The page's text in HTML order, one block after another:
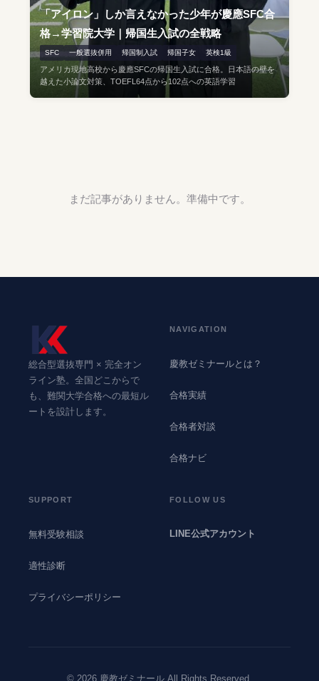
「アイロン」しか言えなかった少年が慶應SFC合
格→学習院大学｜帰国生入試の全戦略
SFC 一般選抜併用 帰国制入試 帰国子女 英検1級
アメリカ現地高校から慶應SFCの帰国生入試に合格。日本語の壁を
越えた小論文対策、TOEFL64点から102点への英語学習
まだ記事がありません。準備中です。
総合型選抜専門 × 完全オン
ライン塾。全国どこからで
も、難関大学合格への最短ル
ートを設計します。
NAVIGATION
慶教ゼミナールとは？
合格実績
合格者対談
合格ナビ
SUPPORT
無料受験相談
適性診断
プライバシーポリシー
FOLLOW US
LINE公式アカウント
© 2026 慶教ゼミナール All Rights Reserved.